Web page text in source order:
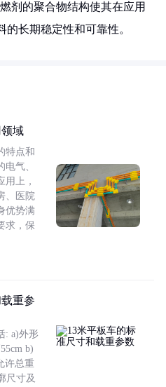
剂的聚合物结构使其在应用
的长期稳定性和可靠性。
域
特点和
气、
用上，
、医院
优势满
求，保
重参
: a)外形
b)
许总重
尺寸及